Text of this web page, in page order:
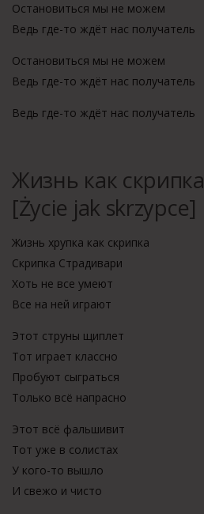
Остановиться мы не можем
Ведь где-то ждёт нас получатель
Остановиться мы не можем
Ведь где-то ждёт нас получатель
Ведь где-то ждёт нас получатель
Жизнь как скрипка
[Życie jak skrzypce]
Жизнь хрупка как скрипка
Скрипка Страдивари
Хоть не все умеют
Все на ней играют
Этот струны щиплет
Тот играет классно
Пробуют сыграться
Только всё напрасно
Этот всё фальшивит
Тот уже в солистах
У кого-то вышло
И свежо и чисто